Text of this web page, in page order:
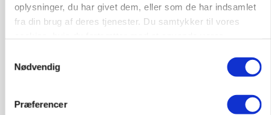
oplysninger, du har givet dem, eller som de har indsamlet
fra din brug af deres tjenester. Du samtykker til vores
Nødvendig
Præferencer
6950, Ringkøbing NY 06. aug.
Rørlægger / håndmand søges til
Anlæg